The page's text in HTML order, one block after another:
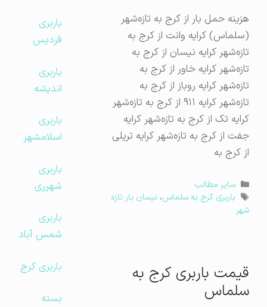
هزینه حمل بار از کرج به تازه‌شهر
(سلماس) کرایه وانت از کرج به
تازه‌شهر کرایه نیسان از کرج به
تازه‌شهر کرایه خاور از کرج به
تازه‌شهر کرایه روباز از کرج به
تازه‌شهر کرایه ۹۱۱ از کرج به تازه‌شهر
کرایه تک از کرج به تازه‌شهر کرایه
جفت از کرج به تازه‌شهر کرایه تریلی
از کرج به
دسته‌ها
سایر مطالب
برچسب‌ها
باربری کرج به سلماس،نیسان بار تازه‌
قیمت باربری کرج به
سلماس
باربری
فردیس
باربری
اندیشه
باربری
اسلامشهر
باربری
شهرری
باربری
شمس آباد
باربری کرج
بسته